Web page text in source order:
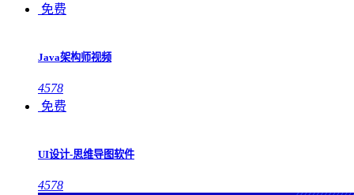
免费
Java架构师视频
4578
免费
UI设计-思维导图软件
4578